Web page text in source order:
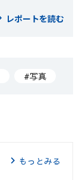
レポートを読む
#写真
もっとみる